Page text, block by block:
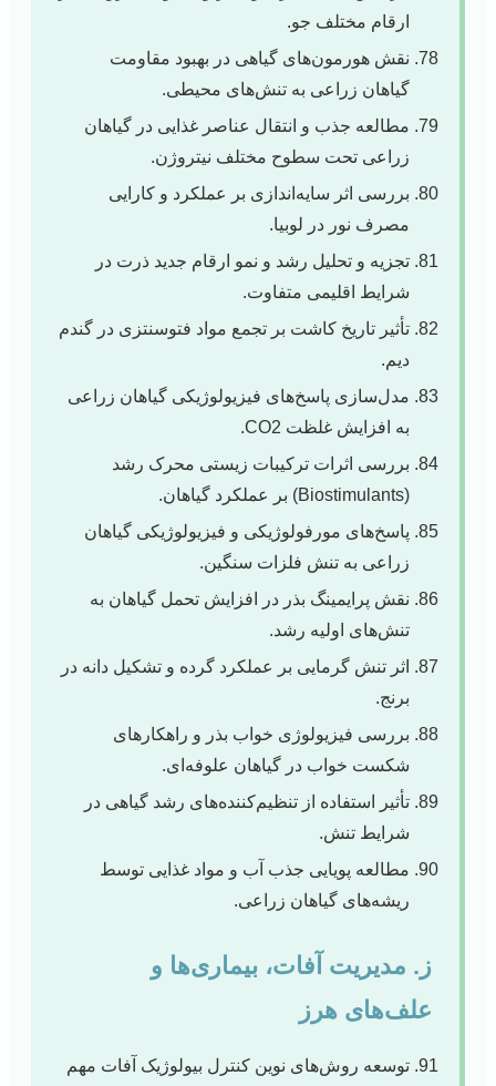
ارقام مختلف جو.
نقش هورمون‌های گیاهی در بهبود مقاومت
گیاهان زراعی به تنش‌های محیطی.
مطالعه جذب و انتقال عناصر غذایی در گیاهان
زراعی تحت سطوح مختلف نیتروژن.
بررسی اثر سایه‌اندازی بر عملکرد و کارایی
مصرف نور در لوبیا.
تجزیه و تحلیل رشد و نمو ارقام جدید ذرت در
شرایط اقلیمی متفاوت.
تأثیر تاریخ کاشت بر تجمع مواد فتوسنتزی در گندم
دیم.
مدل‌سازی پاسخ‌های فیزیولوژیکی گیاهان زراعی
به افزایش غلظت CO2.
بررسی اثرات ترکیبات زیستی محرک رشد
(Biostimulants) بر عملکرد گیاهان.
پاسخ‌های مورفولوژیکی و فیزیولوژیکی گیاهان
زراعی به تنش فلزات سنگین.
نقش پرایمینگ بذر در افزایش تحمل گیاهان به
تنش‌های اولیه رشد.
اثر تنش گرمایی بر عملکرد گرده و تشکیل دانه در
برنج.
بررسی فیزیولوژی خواب بذر و راهکارهای
شکست خواب در گیاهان علوفه‌ای.
تأثیر استفاده از تنظیم‌کننده‌های رشد گیاهی در
شرایط تنش.
مطالعه پویایی جذب آب و مواد غذایی توسط
ریشه‌های گیاهان زراعی.
ز. مدیریت آفات، بیماری‌ها و
علف‌های هرز
توسعه روش‌های نوین کنترل بیولوژیک آفات مهم